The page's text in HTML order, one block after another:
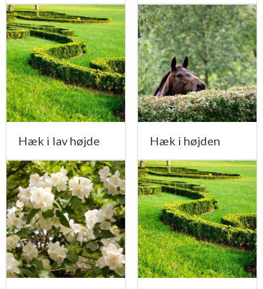
Hæk i lav højde Hæk i højden